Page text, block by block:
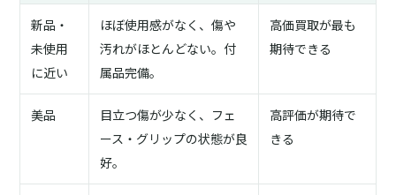
新品・
未使用
に近い
ほぼ使用感がなく、傷や
汚れがほとんどない。付
属品完備。
高価買取が最も
期待できる
美品
目立つ傷が少なく、フェ
ース・グリップの状態が良
好。
高評価が期待で
きる